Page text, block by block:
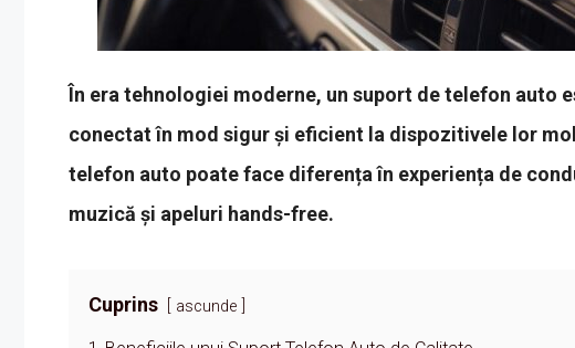
În era tehnologiei moderne, un suport de telefon auto
conectat în mod sigur și eficient la dispozitivele lor
telefon auto poate face diferența în experiența de
muzică și apeluri hands-free.
Cuprins ascunde